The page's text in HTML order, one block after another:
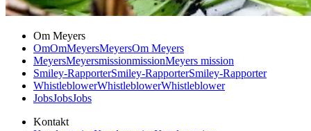
Om Meyers
OmOmMeyersMeyersOm Meyers
MeyersMeyersmissionmissionMeyers mission
Smiley-RapporterSmiley-RapporterSmiley-Rapporter
WhistleblowerWhistleblowerWhistleblower
JobsJobsJobs
Kontakt